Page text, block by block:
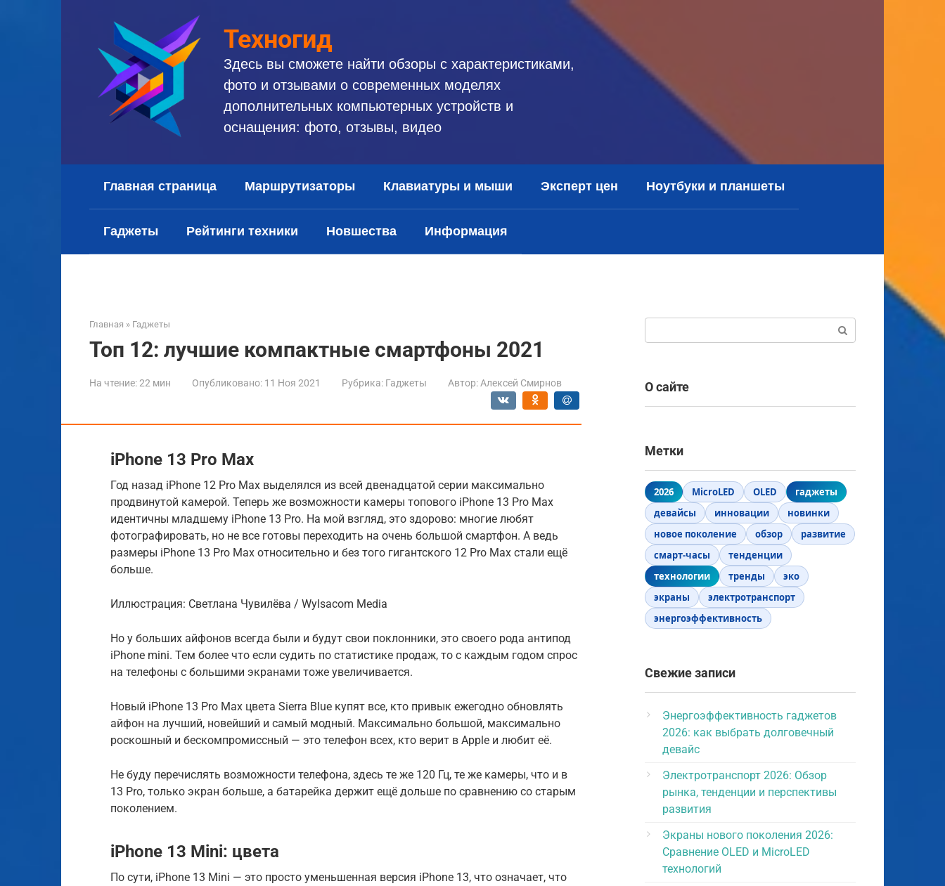
Техногид
Здесь вы сможете найти обзоры с характеристиками,
фото и отзывами о современных моделях
дополнительных компьютерных устройств и
оснащения: фото, отзывы, видео
Главная страница Маршрутизаторы Клавиатуры и мыши Эксперт цен Ноутбуки и планшеты
Гаджеты Рейтинги техники Новшества Информация
Главная » Гаджеты
Топ 12: лучшие компактные смартфоны 2021
На чтение:22 мин Опубликовано: 11 Ноя 2021 Рубрика: Гаджеты Автор: Алексей Смирнов
iPhone 13 Pro Max
Год назад iPhone 12 Pro Max выделялся из всей двенадцатой серии максимально
продвинутой камерой. Теперь же возможности камеры топового iPhone 13 Pro Max
идентичны младшему iPhone 13 Pro. На мой взгляд, это здорово: многие любят
фотографировать, но не все готовы переходить на очень большой смартфон. А ведь
размеры iPhone 13 Pro Max относительно и без того гигантского 12 Pro Max стали ещё
больше.
Иллюстрация: Светлана Чувилёва / Wylsacom Media
Но у больших айфонов всегда были и будут свои поклонники, это своего рода антипод
iPhone mini. Тем более что если судить по статистике продаж, то с каждым годом спрос
на телефоны с большими экранами тоже увеличивается.
Новый iPhone 13 Pro Max цвета Sierra Blue купят все, кто привык ежегодно обновлять
айфон на лучший, новейший и самый модный. Максимально большой, максимально
роскошный и бескомпромиссный — это телефон всех, кто верит в Apple и любит её.
Не буду перечислять возможности телефона, здесь те же 120 Гц, те же камеры, что и в
13 Pro, только экран больше, а батарейка держит ещё дольше по сравнению со старым
поколением.
iPhone 13 Mini: цвета
По сути, iPhone 13 Mini — это просто уменьшенная версия iPhone 13, что означает, что
О сайте
Метки
2026 MicroLED OLED
гаджеты
девайсы
инновации
новинки
новое поколение
обзор
развитие
смарт-часы
тенденции
технологии
тренды
эко
экраны
электротранспорт
энергоэффективность
Свежие записи
Энергоэффективность гаджетов
2026: как выбрать долговечный
девайс
Электротранспорт 2026: Обзор
рынка, тенденции и перспективы
развития
Экраны нового поколения 2026:
Сравнение OLED и MicroLED
технологий